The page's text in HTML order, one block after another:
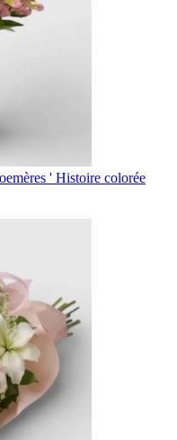
' Histoire colorée